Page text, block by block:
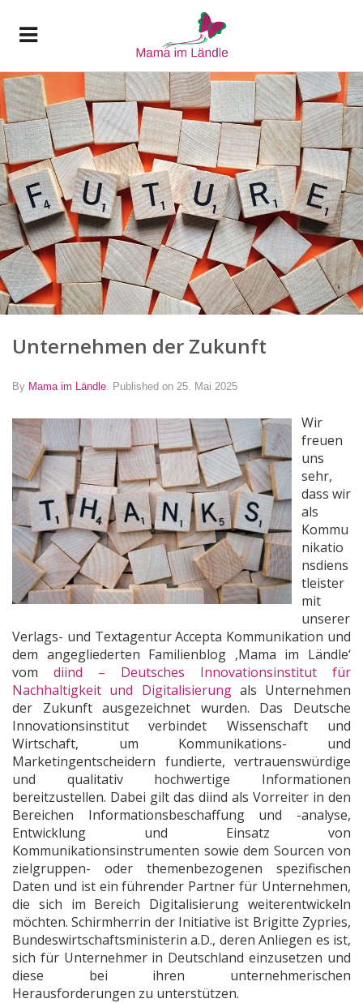
Unternehmen der Zukunft
By Mama im Ländle Published on 25. Mai 2025
Wir
freuen
uns
sehr,
dass wir
als
Kommu
nikatio
nsdiens
tleister
mit
unserer
Verlags- und Textagentur Accepta Kommunikation und
dem angegliederten Familienblog ‚Mama im Ländle‘
vom diind – Deutsches Innovationsinstitut für
Nachhaltigkeit und Digitalisierungals Unternehmen
der Zukunft ausgezeichnet wurden. Das Deutsche
Innovationsinstitut verbindet Wissenschaft und
Wirtschaft, um Kommunikations- und
Marketingentscheidern fundierte, vertrauenswürdige
und qualitativ hochwertige Informationen
bereitzustellen. Dabei gilt das diind als Vorreiter in den
Bereichen Informationsbeschaffung und -analyse,
Entwicklung und Einsatz von
Kommunikationsinstrumenten sowie dem Sourcen von
zielgruppen- oder themenbezogenen spezifischen
Daten und ist ein führender Partner für Unternehmen,
die sich im Bereich Digitalisierung weiterentwickeln
möchten. Schirmherrin der Initiative ist Brigitte Zypries,
Bundeswirtschaftsministerin a.D., deren Anliegen es ist,
sich für Unternehmer in Deutschland einzusetzen und
diese bei ihren unternehmerischen
Herausforderungen zu unterstützen.